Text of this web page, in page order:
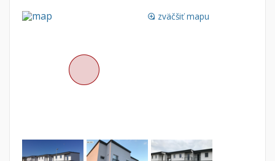
3-izbové
Stavebné pozemky
Záhrada
loupe zväčšiť mapu